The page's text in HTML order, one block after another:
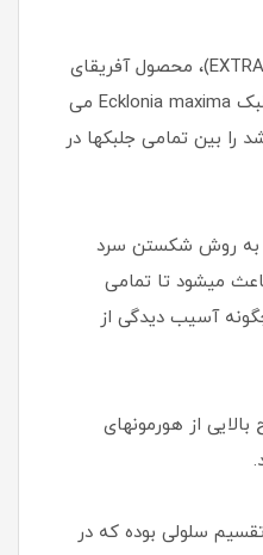
جلبک دریایی اگری کلپ (۱۰۰ EXTRA)، محصول آفریقای
جنوبی حاوی عصاره خالص جلبک Ecklonia maxima می
بین تمامی جلبکها در
به روش شکستن سرد
میشود تا تمامی
آسیب دیدگی از
از هورمونهای
سلولی بوده که در